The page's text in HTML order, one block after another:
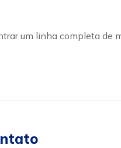
um linha completa de